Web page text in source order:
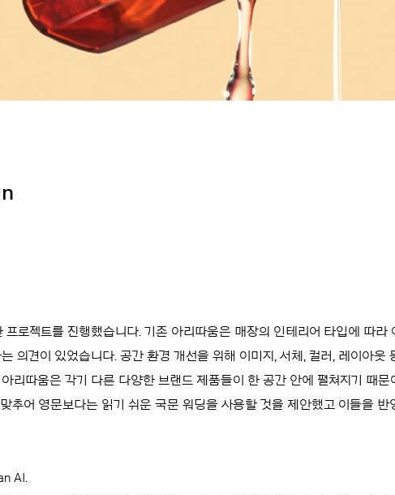
프로젝트를 진행했습니다. 기존 아리따움은 매장의 인테리어 타입에 따라
의견이 있었습니다. 공간 환경 개선을 위해 이미지, 서체, 컬러, 레이아웃
리따움은 각기 다른 다양한 브랜드 제품들이 한 공간 안에 펼쳐지기 때문
추어 영문보다는 읽기 쉬운 국문 워딩을 사용할 것을 제안했고 이들을 반
AI.